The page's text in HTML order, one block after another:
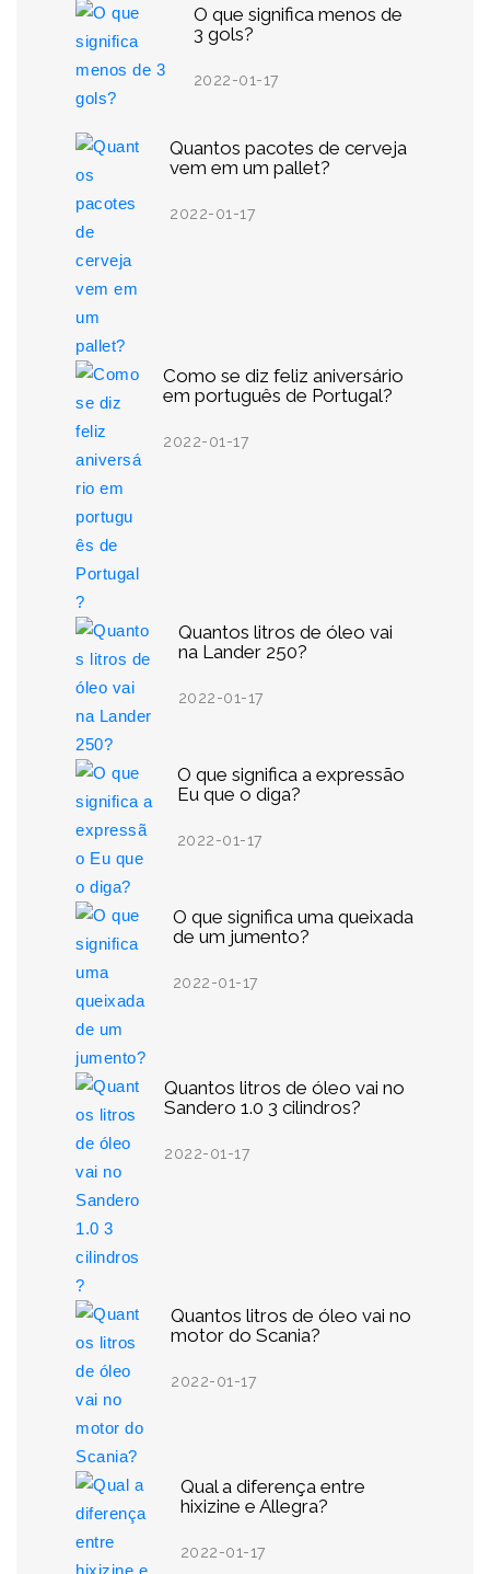
O que significa menos de
3 gols?
2022-01-17
Quantos pacotes de cerveja
vem em um pallet?
2022-01-17
Como se diz feliz aniversário
em português de Portugal?
2022-01-17
Quantos litros de óleo vai
na Lander 250?
2022-01-17
O que significa a expressão
Eu que o diga?
2022-01-17
O que significa uma queixada
de um jumento?
2022-01-17
Quantos litros de óleo vai no
Sandero 1.0 3 cilindros?
2022-01-17
Quantos litros de óleo vai no
motor do Scania?
2022-01-17
Qual a diferença entre
hixizine e Allegra?
2022-01-17